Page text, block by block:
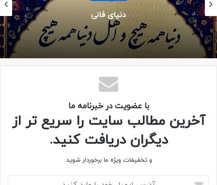
صفحه شهید سعید رضایی نیری
شهید سعید رضایی نیری
گردان علی اکبر
لشکر 10 سیدالشهدا
وصیتنامه شهدا
دنیای فانی
با عضویت در خبرنامه ما
آخرین مطالب سایت را سریع تر از
دیگران دریافت کنید.
و تخفیفات ویژه ما برخوردار شوید.